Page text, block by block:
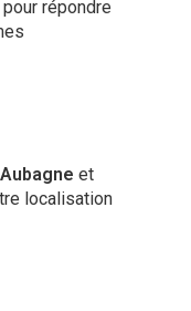
répondre
Aubagne et
localisation